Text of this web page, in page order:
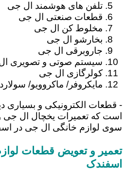
تلفن های هوشمند ال جی
قطعات صنعتی ال جی
مخلوط کن ال جی
بخارشو ال جی
جاروبرقی ال جی
سیستم صوتی و تصویری
کولرگازی ال جی
مایکروفر/ ماکروویو/
- قطعات الکترونیکی و بسیاری
است که تعمیرات یخچال ال جی و
سوی لوازم خانگی ال جی در
تعمیر و تعویض قطعات
اسفندک